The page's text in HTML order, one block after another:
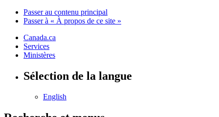
Passer au contenu principal
Passer à « À propos de ce site »
Canada.ca
Services
Ministères
Sélection de la langue
English